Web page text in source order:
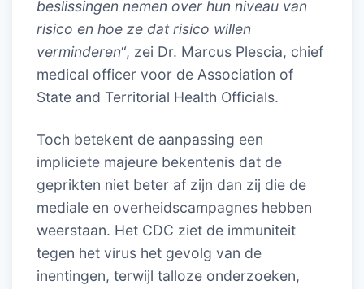
beslissingen nemen over hun niveau van
risico en hoe ze dat risico willen
verminderen“, zei Dr. Marcus Plescia, chief
medical officer voor de Association of
State and Territorial Health Officials.
Toch betekent de aanpassing een
impliciete majeure bekentenis dat de
geprikten niet beter af zijn dan zij die de
mediale en overheidscampagnes hebben
weerstaan. Het CDC ziet de immuniteit
tegen het virus het gevolg van de
inentingen, terwijl talloze onderzoeken,